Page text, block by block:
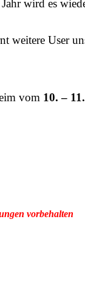
wird es
weitere User
vom 10. –
vorbehalten